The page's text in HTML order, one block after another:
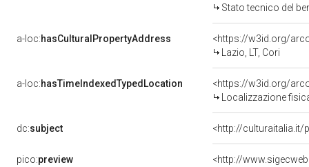
Stato tecnico del
a-loc:hasCulturalPropertyAddress
<https://w3id.org/
Lazio, LT, Cori
a-loc:hasTimeIndexedTypedLocation
<https://w3id.org/
Localizzazione
dc:subject <http://culturaitalia.it/
pico:preview